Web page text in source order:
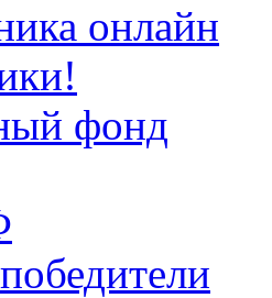
онлайн
фонд